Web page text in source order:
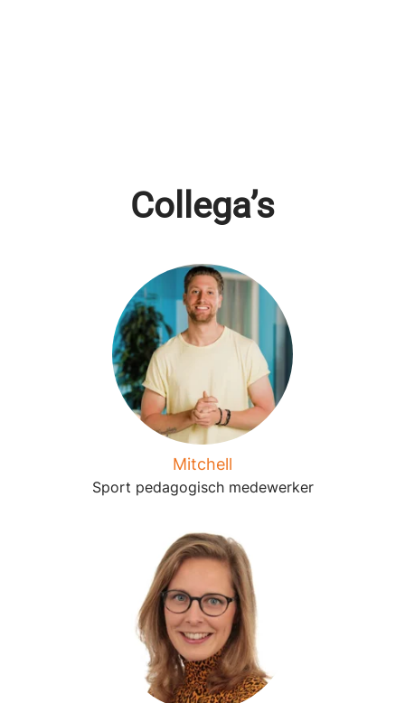
Collega’s
Mitchell
Sport pedagogisch medewerker